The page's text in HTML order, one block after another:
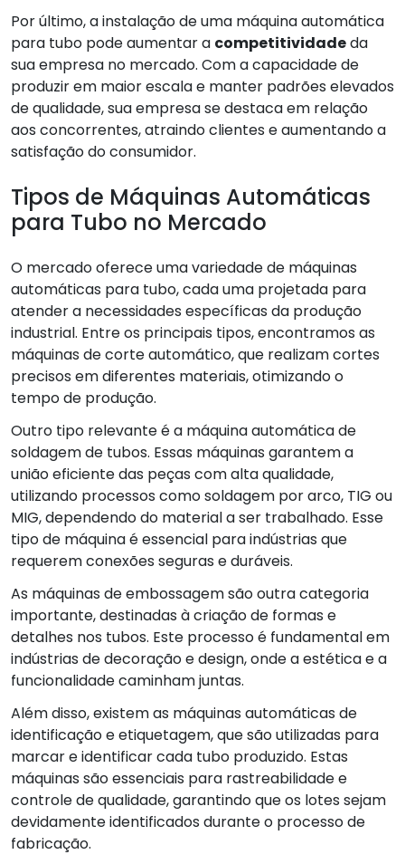
Por último, a instalação de uma máquina automática
para tubo pode aumentar a competitividadeda
sua empresa no mercado. Com a capacidade de
produzir em maior escala e manter padrões elevados
de qualidade, sua empresa se destaca em relação
aos concorrentes, atraindo clientes e aumentando a
satisfação do consumidor.
Tipos de Máquinas Automáticas
para Tubo no Mercado
O mercado oferece uma variedade de máquinas
automáticas para tubo, cada uma projetada para
atender a necessidades específicas da produção
industrial. Entre os principais tipos, encontramos as
máquinas de corte automático, que realizam cortes
precisos em diferentes materiais, otimizando o
tempo de produção.
Outro tipo relevante é a máquina automática de
soldagem de tubos. Essas máquinas garantem a
união eficiente das peças com alta qualidade,
utilizando processos como soldagem por arco, TIG ou
MIG, dependendo do material a ser trabalhado. Esse
tipo de máquina é essencial para indústrias que
requerem conexões seguras e duráveis.
As máquinas de embossagem são outra categoria
importante, destinadas à criação de formas e
detalhes nos tubos. Este processo é fundamental em
indústrias de decoração e design, onde a estética e a
funcionalidade caminham juntas.
Além disso, existem as máquinas automáticas de
identificação e etiquetagem, que são utilizadas para
marcar e identificar cada tubo produzido. Estas
máquinas são essenciais para rastreabilidade e
controle de qualidade, garantindo que os lotes sejam
devidamente identificados durante o processo de
fabricação.